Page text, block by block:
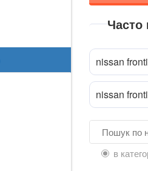
nissan
nissan
в